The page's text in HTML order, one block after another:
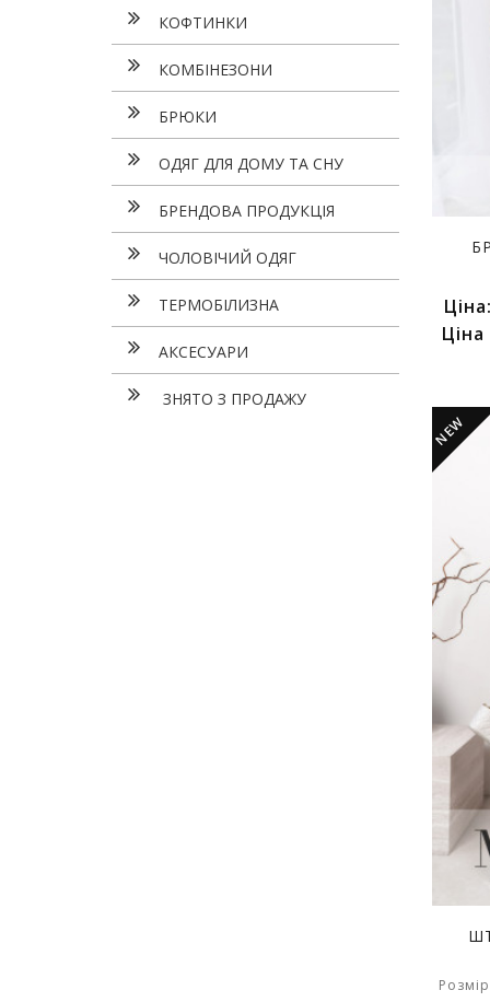
КОФТИНКИ
КОМБІНЕЗОНИ
БРЮКИ
ОДЯГ ДЛЯ ДОМУ ТА СНУ
БРЕНДОВА ПРОДУКЦІЯ
ЧОЛОВІЧИЙ ОДЯГ
ТЕРМОБІЛИЗНА
АКСЕСУАРИ
ЗНЯТО З ПРОДАЖУ
NEW